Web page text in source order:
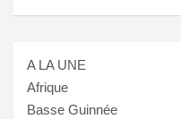
A LA UNE
Afrique
Basse Guinnée